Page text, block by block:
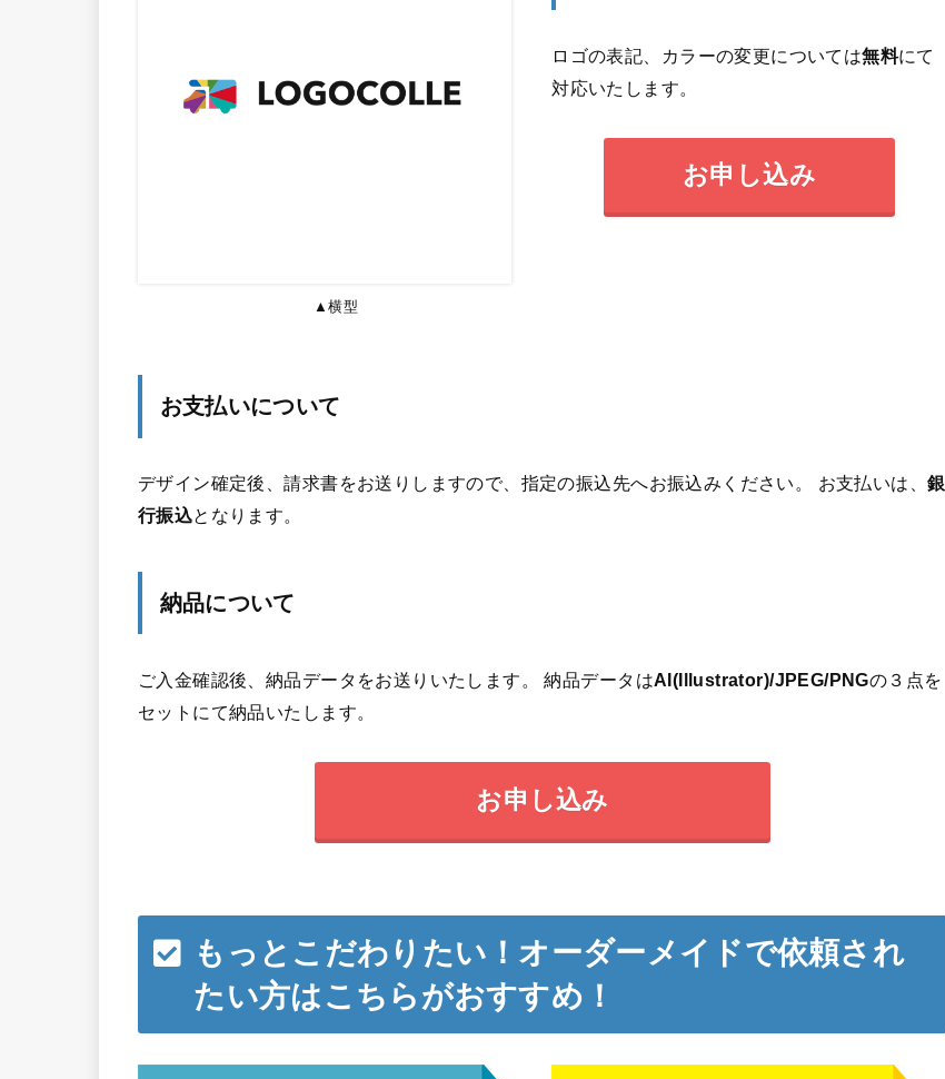
▲横型
ロゴの表記、カラーの変更については無料にて
対応いたします。
お申し込み
お支払いについて
デザイン確定後、請求書をお送りしますので、指定の振込先へお振込みください。 お支払いは、銀
行振込となります。
納品について
ご入金確認後、納品データをお送りいたします。 納品データはAI(Illustrator)/JPEG/PNGの３点を
セットにて納品いたします。
お申し込み
もっとこだわりたい！オーダーメイドで依頼され
たい方はこちらがおすすめ！